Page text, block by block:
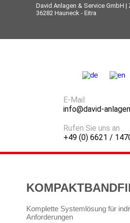
David Anlagen & Service GmbH |
36282 Hauneck - Eitra
E-Mail:
info@david-
Rufen Sie uns an
+49 (0) 6621 /
Komplette Systemlösung für
Anforderungen